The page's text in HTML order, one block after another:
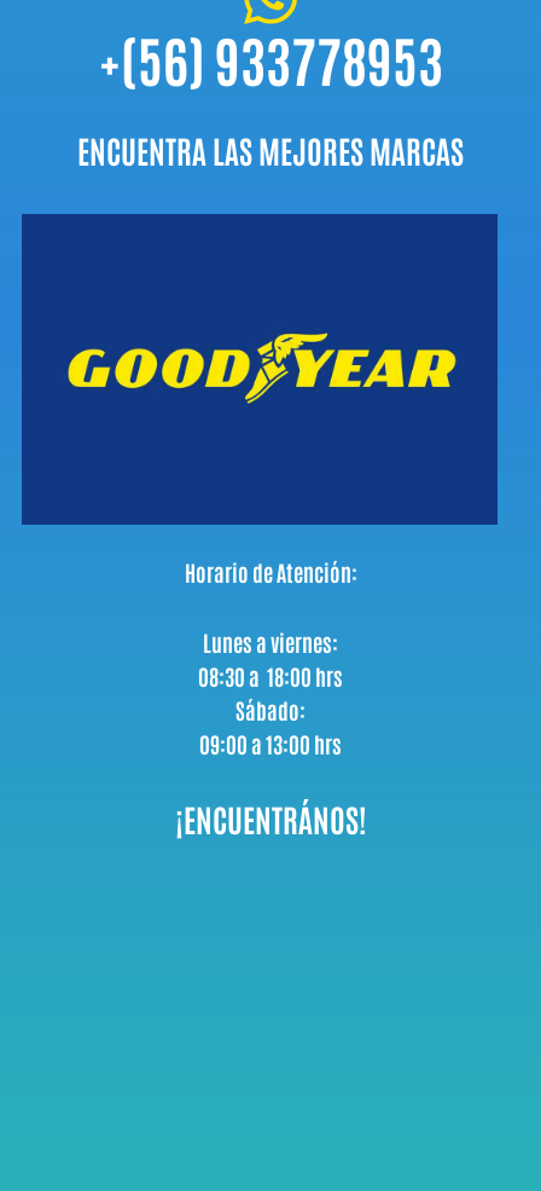
+(56) 933778953
ENCUENTRA LAS MEJORES MARCAS
Horario de Atención:
Lunes a viernes:
08:30 a 18:00 hrs
Sábado:
09:00 a 13:00 hrs
¡ENCUENTRÁNOS!